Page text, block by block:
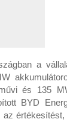
a
és 135
BYD
az